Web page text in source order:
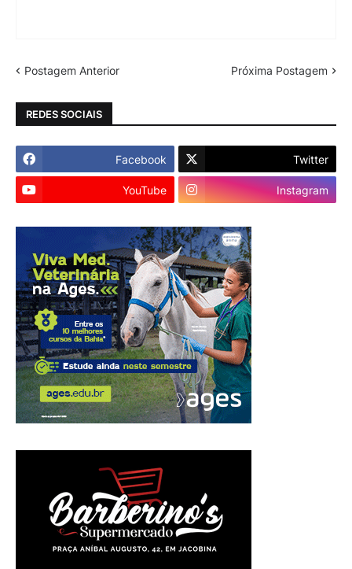
Postagem Anterior Próxima Postagem
REDES SOCIAIS
Facebook Twitter
YouTube Instagram